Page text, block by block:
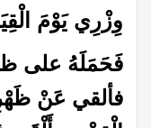
وِزْرِي يَوْمَ
فَحَمَلَهُ على
فألقي عَنْ